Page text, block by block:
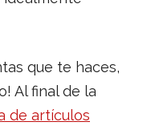
que te haces,
Al final de la
de artículos